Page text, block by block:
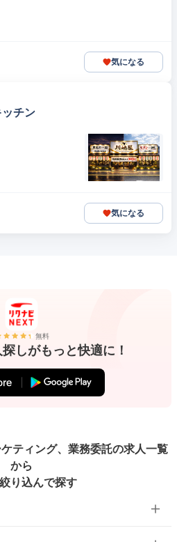
気になる
チン
気になる
無料
しがもっと快適に！
ティング、業務委託の求人一覧
から
り込んで探す